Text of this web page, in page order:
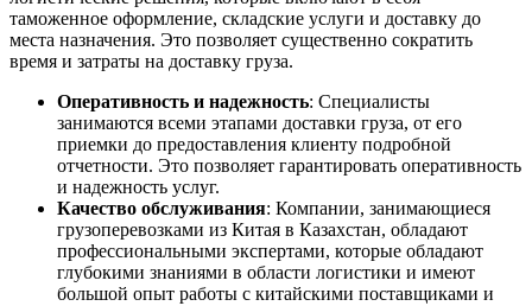
таможенное оформление, складские услуги и доставку до
места назначения. Это позволяет существенно сократить
время и затраты на доставку груза.
Оперативность и надежность: Специалисты
занимаются всеми этапами доставки груза, от его
приемки до предоставления клиенту подробной
отчетности. Это позволяет гарантировать оперативность
и надежность услуг.
Качество обслуживания: Компании, занимающиеся
грузоперевозками из Китая в Казахстан, обладают
профессиональными экспертами, которые обладают
глубокими знаниями в области логистики и имеют
большой опыт работы с китайскими поставщиками и